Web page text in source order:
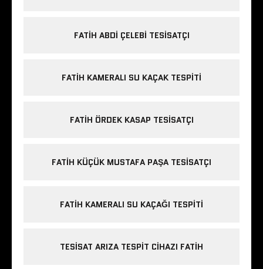
FATIH ABDI ÇELEBI TESISATÇI
FATIH KAMERALI SU KAÇAK TESPITI
FATIH ÖRDEK KASAP TESISATÇI
FATIH KÜÇÜK MUSTAFA PAŞA TESISATÇI
FATIH KAMERALI SU KAÇAĞI TESPITI
TESISAT ARIZA TESPIT CIHAZI FATIH